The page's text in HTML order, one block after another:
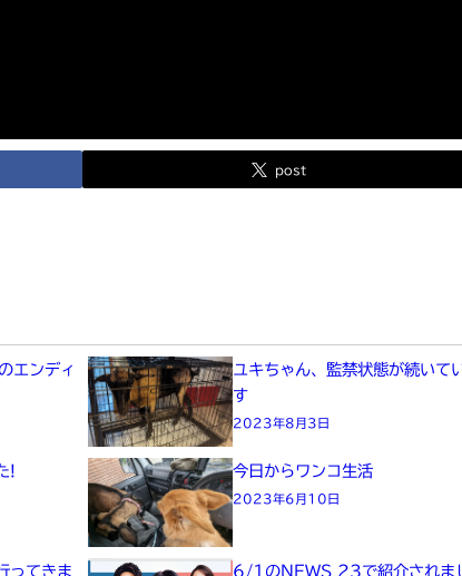
post
エンディ
ユキちゃん、監禁状態が続いて
す
2023年8月3日
! 今日からワンコ生活
2023年6月10日
ってきま
6/1のNEWS 23で紹介されま